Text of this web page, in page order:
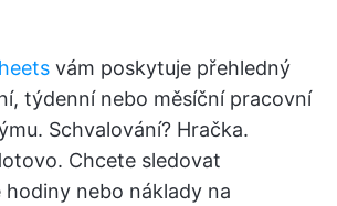
vám poskytuje přehledný
týdenní nebo měsíční pracovní
Schvalování? Hračka.
Chcete sledovat
nebo náklady na